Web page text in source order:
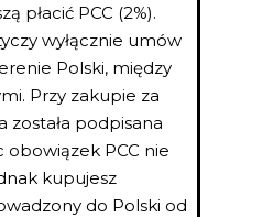
płacić PCC (2%).
wyłącznie umów
Polski, między
Przy zakupie za
podpisana
obowiązek PCC nie
kupujesz
do Polski od